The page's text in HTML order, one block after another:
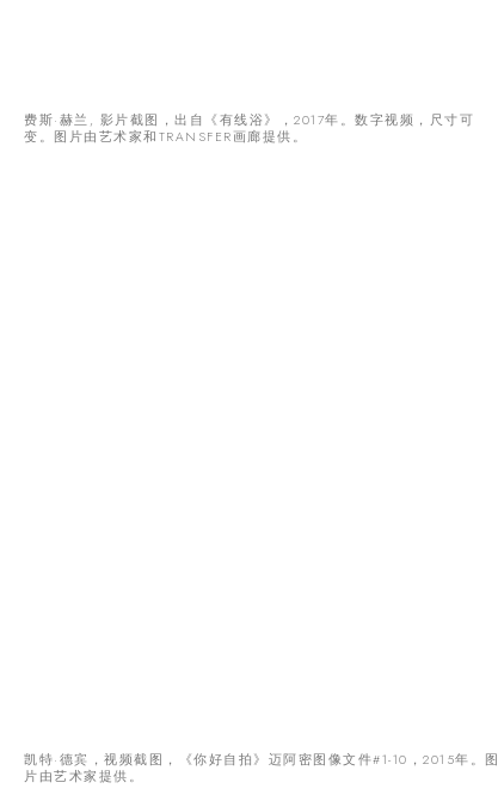
费斯·赫兰, 影片截图，出自《有线浴》，2017年。数字视频，尺寸可
变。图片由艺术家和TRANSFER画廊提供。
凯特·德宾，视频截图，《你好自拍》迈阿密图像文件#1-10，2015年。图
片由艺术家提供。